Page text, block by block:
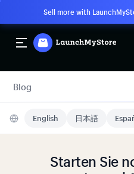
Sell more with
Blog
English 日本語
Starten Sie